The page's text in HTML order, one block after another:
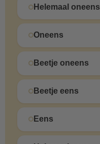
Helemaal oneens
Oneens
Beetje oneens
Beetje eens
Eens